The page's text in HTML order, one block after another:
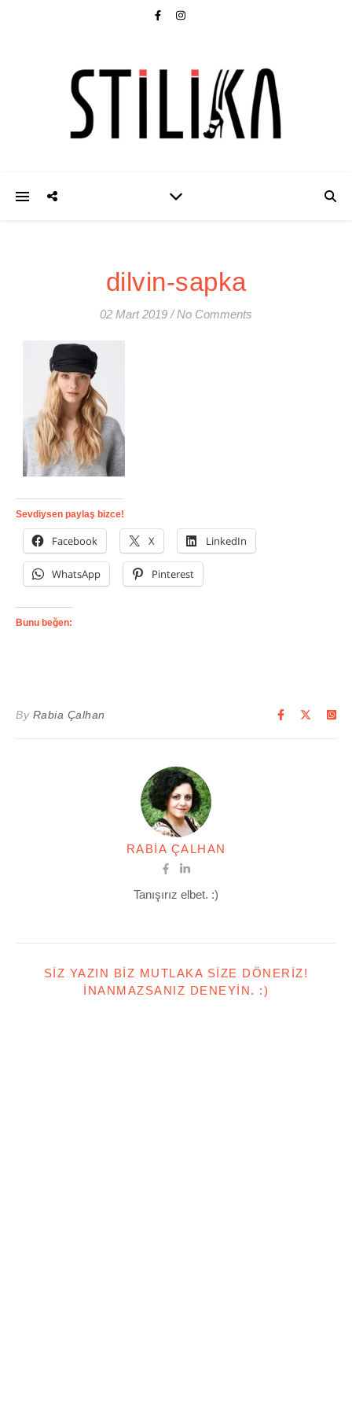
dilvin-sapka
02 Mart 2019 / No Comments
Sevdiysen paylaş bizce!
Facebook X LinkedIn
WhatsApp Pinterest
Bunu beğen:
By Rabia Çalhan
RABIA ÇALHAN
Tanışırız elbet. :)
SIZ YAZIN BIZ MUTLAKA SIZE DÖNERIZ!
İNANMAZSANIZ DENEYIN. :)